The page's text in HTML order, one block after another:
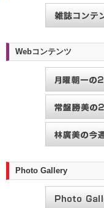
Webコンテンツ
Photo Gallery